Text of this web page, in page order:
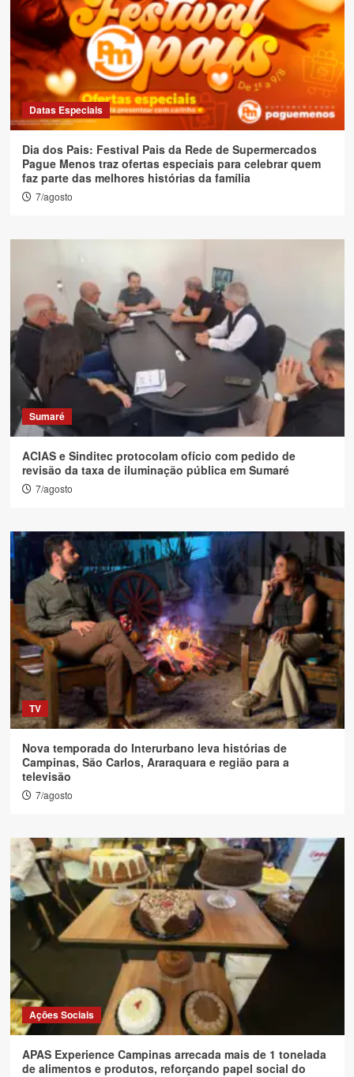
Datas Especiais
Dia dos Pais: Festival Pais da Rede de Supermercados
Pague Menos traz ofertas especiais para celebrar quem
faz parte das melhores histórias da família
7/agosto
Sumaré
ACIAS e Sinditec protocolam ofício com pedido de
revisão da taxa de iluminação pública em Sumaré
7/agosto
TV
Nova temporada do Interurbano leva histórias de
Campinas, São Carlos, Araraquara e região para a
televisão
7/agosto
Ações Sociais
APAS Experience Campinas arrecada mais de 1 tonelada
de alimentos e produtos, reforçando papel social do